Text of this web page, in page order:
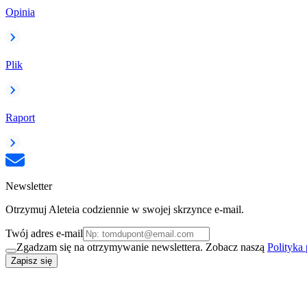
Opinia
Plik
Raport
Newsletter
Otrzymuj Aleteia codziennie w swojej skrzynce e-mail.
Twój adres e-mail
Zgadzam się na otrzymywanie newslettera. Zobacz naszą Polityka
Zapisz się